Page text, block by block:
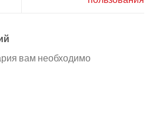
вам необходимо